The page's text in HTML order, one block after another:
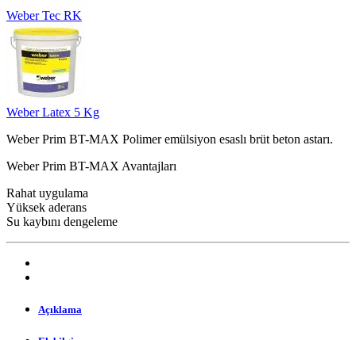
Weber Tec RK
Weber Latex 5 Kg
Weber Prim BT-MAX Polimer emülsiyon esaslı brüt beton astarı.
Weber Prim BT-MAX Avantajları
Rahat uygulama
Yüksek aderans
Su kaybını dengeleme
Açıklama